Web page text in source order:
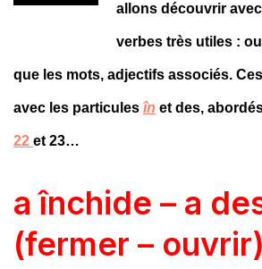
allons découvrir
verbes très utiles :
que les mots, adjectifs associés.
avec les particules în et des,
22 et 23…
a închide – a
(fermer – ouvrir)